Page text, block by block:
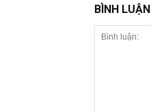
BÌNH LUẬN